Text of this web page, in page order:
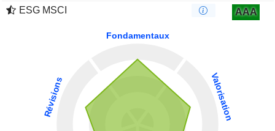
ESG MSCI
AAA